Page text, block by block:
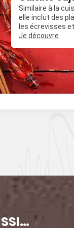
Similaire à la
elle inclut des
les écrevisses
frit épicé.
Je découvre